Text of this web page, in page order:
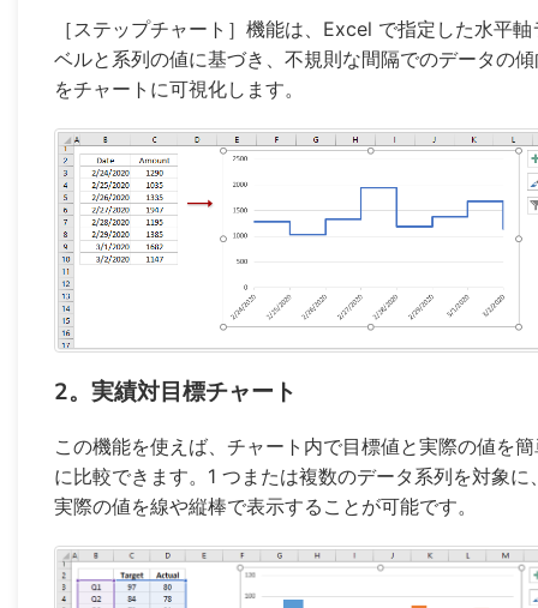
［ステップチャート］機能は、Excel で指定した水平軸
ベルと系列の値に基づき、不規則な間隔でのデータの
をチャートに可視化します。
2。実績対目標チャート
この機能を使えば、チャート内で目標値と実際の値を
に比較できます。1 つまたは複数のデータ系列を対象に
実際の値を線や縦棒で表示することが可能です。